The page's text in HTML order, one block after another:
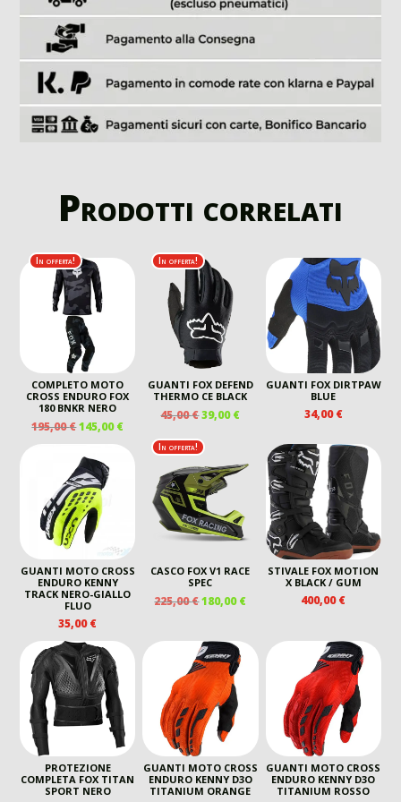
Prodotti correlati
In offerta!
COMPLETO MOTO
CROSS ENDURO FOX
180 BNKR NERO
195,00€IL
PREZZO
ORIGINALE
ERA:
195,00 €.
145,00€IL
PREZZO
ATTUALE
145,00 €.
In offerta!
GUANTI FOX DEFEND
THERMO CE BLACK
45,00€IL
ORIGINALE
45,00 €.
39,00€IL
ATTUALE
È:
39,00 €.
GUANTI FOX DIRTPAW
BLUE
34,00€
GUANTI MOTO CROSS
ENDURO KENNY
TRACK NERO-GIALLO
FLUO
35,00€
In offerta!
CASCO FOX V1 RACE
SPEC
225,00€IL
ERA:
225,00 €.
180,00€IL
È:
STIVALE FOX MOTION
X BLACK / GUM
400,00€
PROTEZIONE
COMPLETA FOX TITAN
SPORT NERO
GUANTI MOTO CROSS
ENDURO KENNY D3O
TITANIUM ORANGE
GUANTI MOTO CROSS
ENDURO KENNY D3O
TITANIUM ROSSO